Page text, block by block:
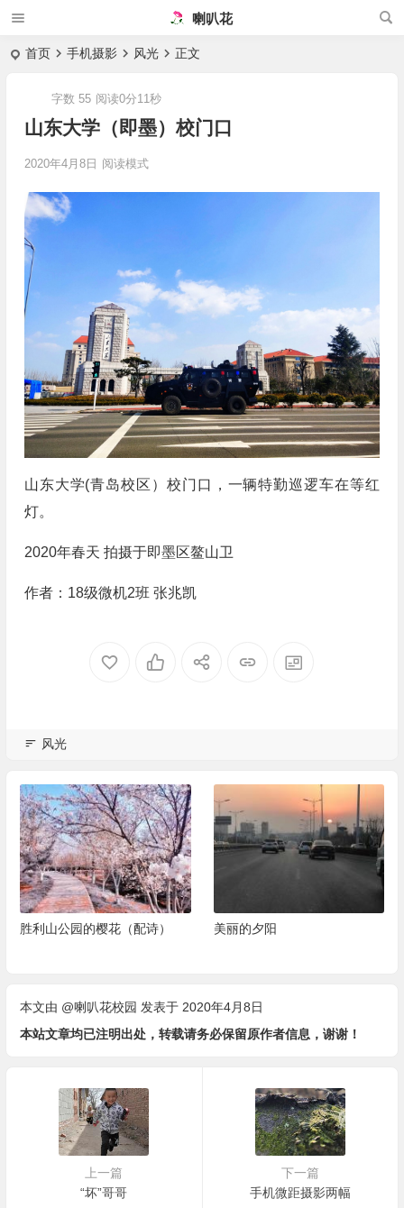
喇叭花
首页 手机摄影 风光 正文
山东大学（即墨）校门口
2020年4月8日
字数 55 阅读0分11秒
阅读模式
山东大学(青岛校区）校门口，一辆特勤巡逻车在等红
灯。
2020年春天 拍摄于即墨区鳌山卫
作者：18级微机2班 张兆凯
风光
胜利山公园的樱花（配诗） 美丽的夕阳
本文由 @喇叭花校园 发表于 2020年4月8日
本站文章均已注明出处，转载请务必保留原作者信息，谢谢！
上一篇
“坏”哥哥
下一篇
手机微距摄影两幅